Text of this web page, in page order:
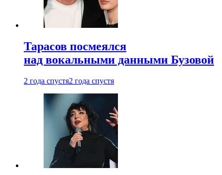
Тарасов посмеялся
над вокальными данными Бузовой
2 года спустя2 года спустя